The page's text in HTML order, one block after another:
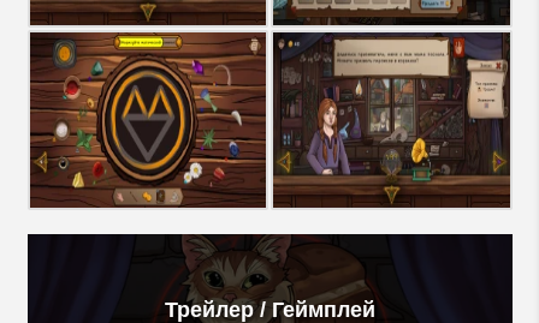
Трейлер / Геймплей